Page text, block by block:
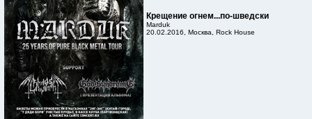
Крещение огнем...по-шведски
Marduk
20.02.2016, Москва, Rock House